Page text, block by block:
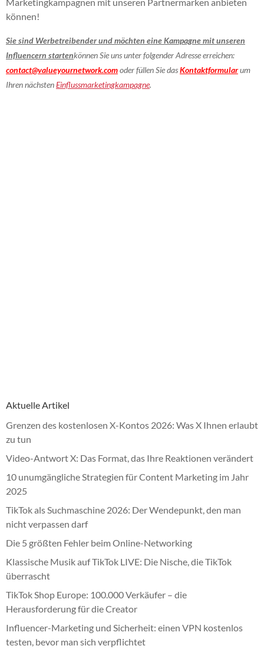
können!
Sie sind Werbetreibender und möchten eine Kampagne mit unseren
Influencern startenkönnen Sie uns unter folgender Adresse erreichen:
contact@valueyournetwork.comoder füllen Sie dasKontaktformularum
Ihren nächstenEinflussmarketingkampagne.
Aktuelle Artikel
Grenzen des kostenlosen X-Kontos 2026: Was X Ihnen erlaubt
zu tun
Video-Antwort X: Das Format, das Ihre Reaktionen verändert
10 unumgängliche Strategien für Content Marketing im Jahr
2025
TikTok als Suchmaschine 2026: Der Wendepunkt, den man
nicht verpassen darf
Die 5 größten Fehler beim Online-Networking
Klassische Musik auf TikTok LIVE: Die Nische, die TikTok
überrascht
TikTok Shop Europe: 100.000 Verkäufer – die
Herausforderung für die Creator
Influencer-Marketing und Sicherheit: einen VPN kostenlos
testen, bevor man sich verpflichtet